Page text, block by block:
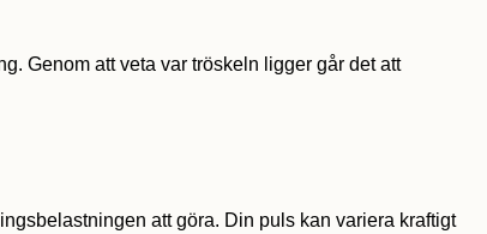
Genom att veta var tröskeln ligger går det att
att göra. Din puls kan variera kraftigt